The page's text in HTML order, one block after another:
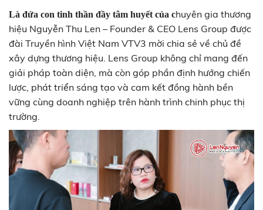
Là đứa con tinh thần đầy tâm huyết của chuyên gia thương
hiệu Nguyễn Thu Len – Founder & CEO Lens Group được
đài Truyền hình Việt Nam VTV3 mời chia sẻ về chủ đề
xây dựng thương hiệu. Lens Group không chỉ mang đến
giải pháp toàn diện, mà còn góp phần định hướng chiến
lược, phát triển sáng tạo và cam kết đồng hành bền
vững cùng doanh nghiệp trên hành trình chinh phục thị
trường.